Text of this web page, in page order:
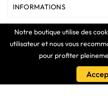
Notre boutique utilise des
utilisateur et nous vous
pour profiter
INFORMATIONS
MAGASIN
VOTRE COMPTE